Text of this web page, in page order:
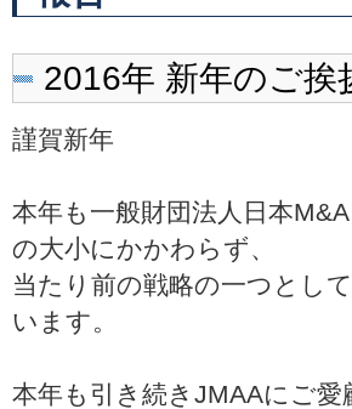
2016年 新年のご挨
謹賀新年
本年も一般財団法人日本
の大小にかかわらず、
当たり前の戦略の一つとし
います。
本年も引き続きJMAAにご